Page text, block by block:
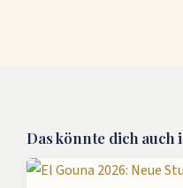
Das könnte dich auch